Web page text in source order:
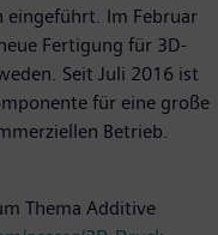
eingeführt. Im Februar
Fertigung für 3D-
Seit Juli 2016 ist
für eine große
Betrieb.
Thema Additive